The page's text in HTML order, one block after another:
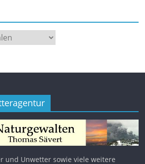
und Unwetter sowie viele weitere